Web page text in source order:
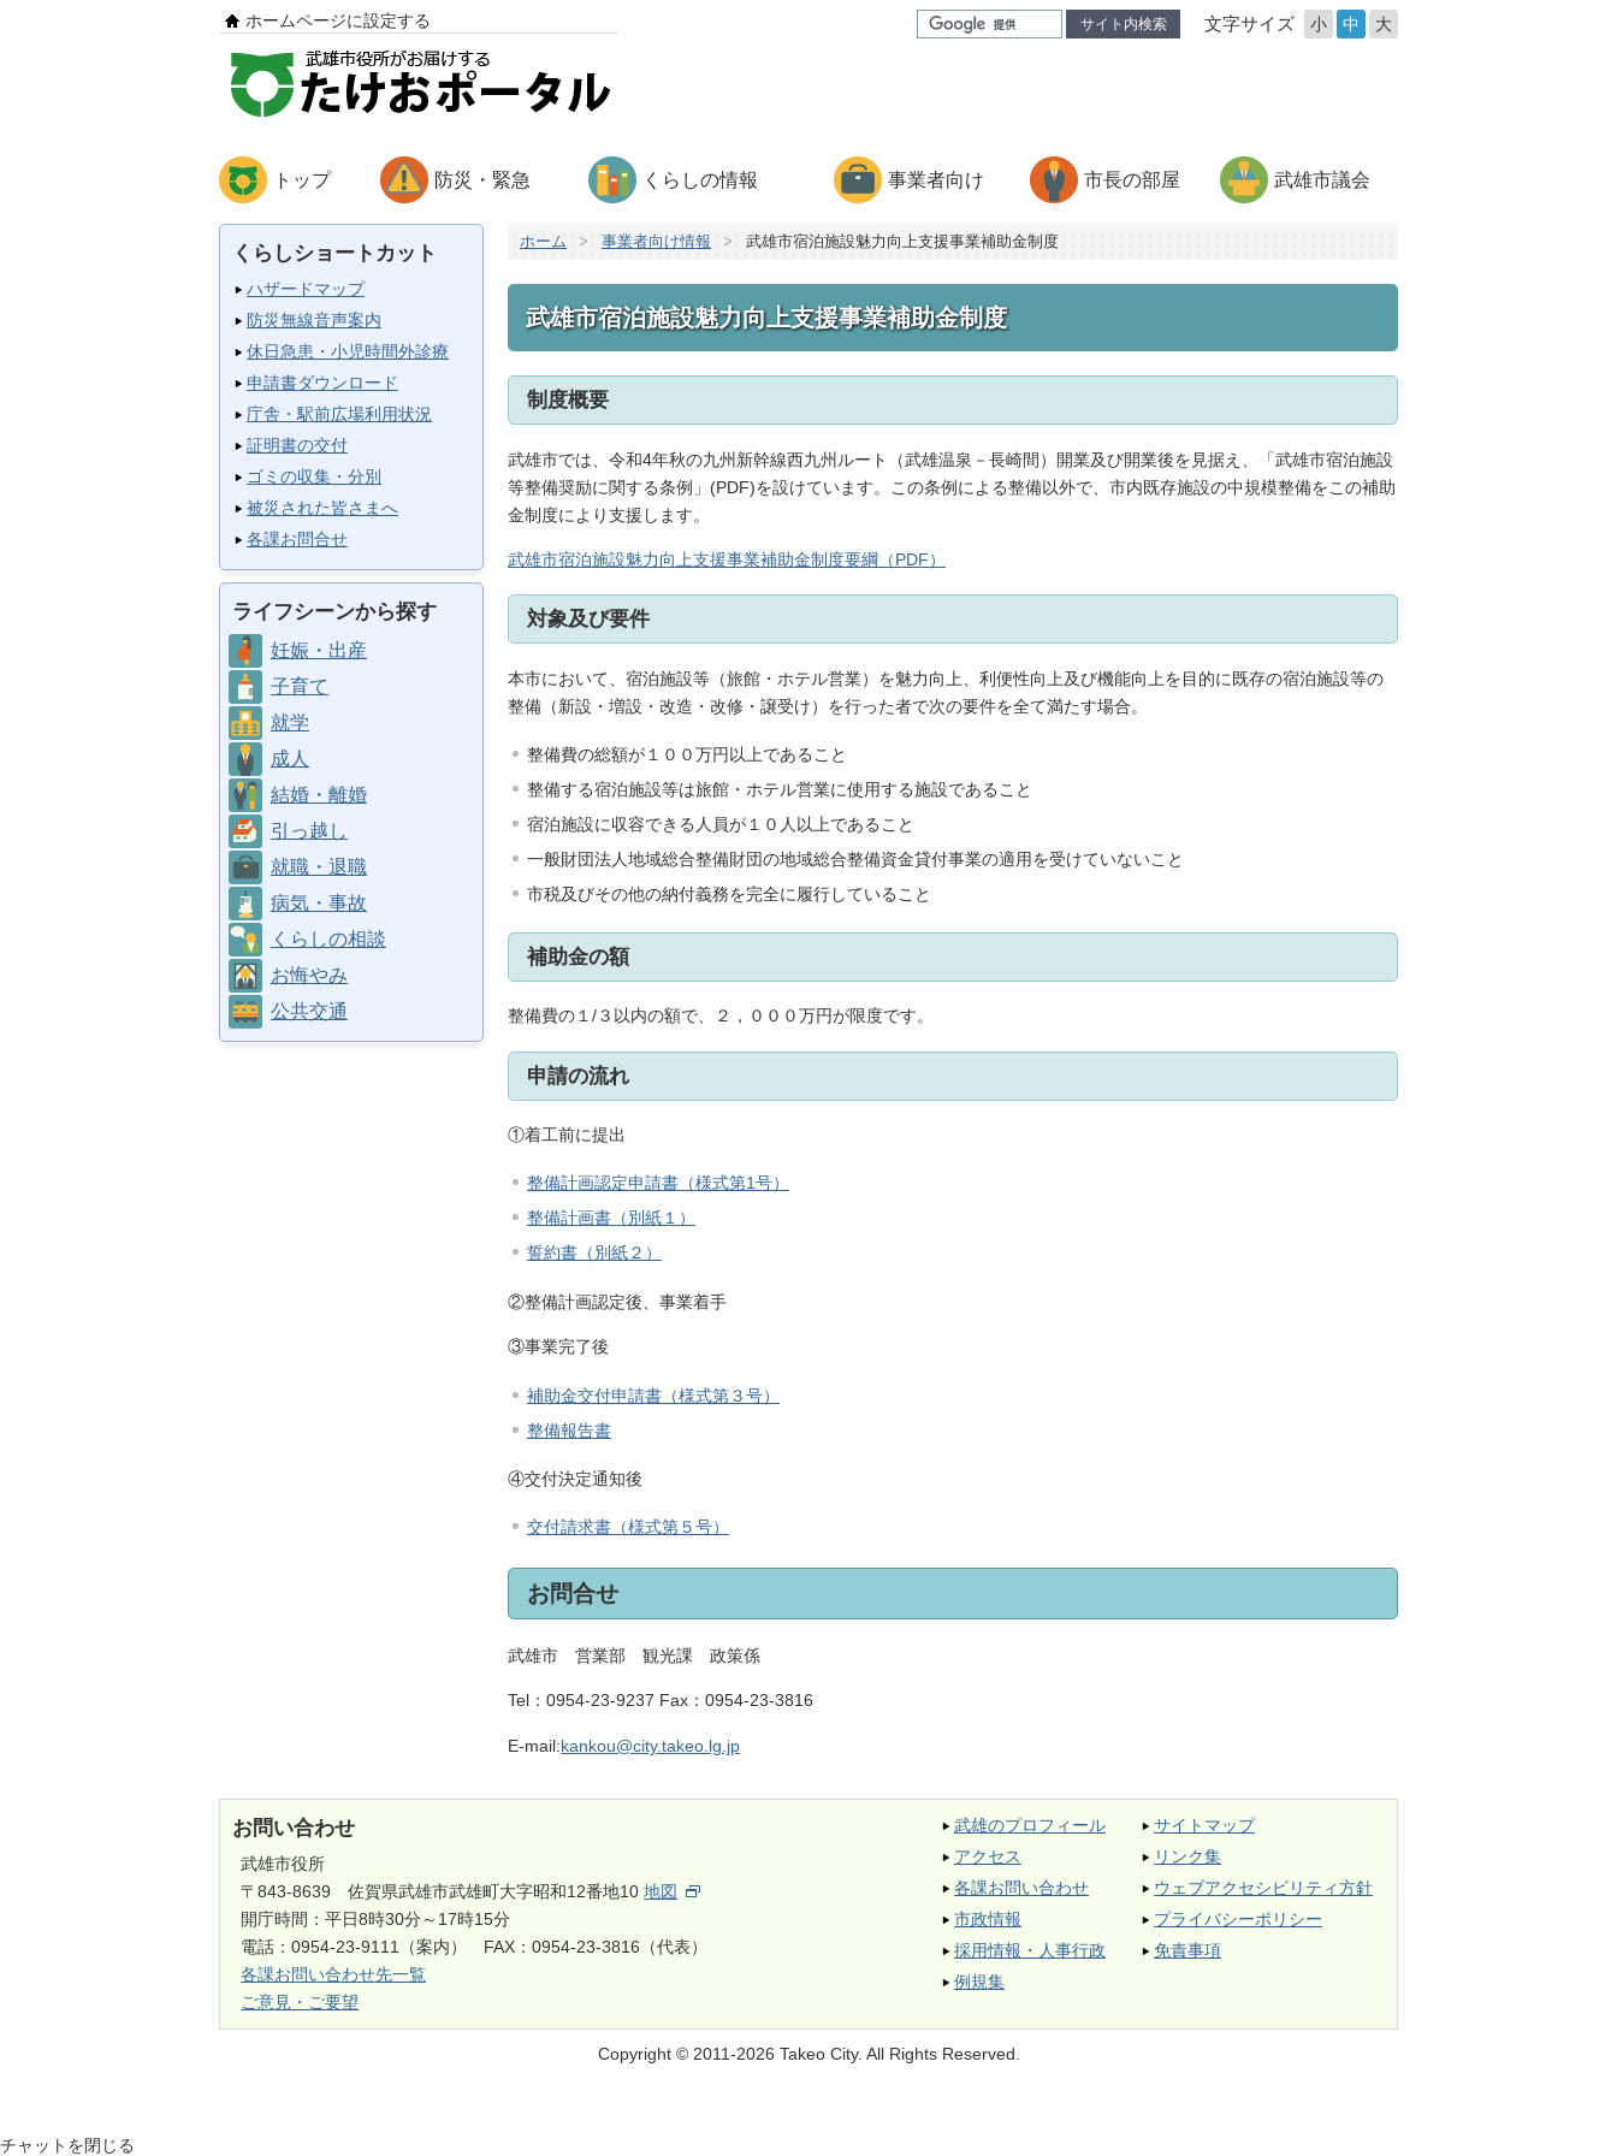
サイト内検索 文字サイズ 小 中 大
ホームページに設定する
トップ 防災・緊急 くらしの情報 事業者向け 市長の部屋 武雄市議会
くらしショートカット
ハザードマップ
防災無線音声案内
休日急患・小児時間外診療
申請書ダウンロード
庁舎・駅前広場利用状況
証明書の交付
ゴミの収集・分別
被災された皆さまへ
各課お問合せ
ライフシーンから探す
妊娠・出産
子育て
就学
成人
結婚・離婚
引っ越し
就職・退職
病気・事故
くらしの相談
お悔やみ
公共交通
ホーム > 事業者向け情報 > 武雄市宿泊施設魅力向上支援事業補助金制度
武雄市宿泊施設魅力向上支援事業補助金制度
制度概要
武雄市では、令和4年秋の九州新幹線西九州ルート（武雄温泉－長崎間）開業及び開業後を見据え、「武雄市宿泊施設
等整備奨励に関する条例」(PDF)を設けています。この条例による整備以外で、市内既存施設の中規模整備をこの補助
金制度により支援します。
武雄市宿泊施設魅力向上支援事業補助金制度要綱（PDF）
対象及び要件
本市において、宿泊施設等（旅館・ホテル営業）を魅力向上、利便性向上及び機能向上を目的に既存の宿泊施設等の
整備（新設・増設・改造・改修・譲受け）を行った者で次の要件を全て満たす場合。
整備費の総額が１００万円以上であること
整備する宿泊施設等は旅館・ホテル営業に使用する施設であること
宿泊施設に収容できる人員が１０人以上であること
一般財団法人地域総合整備財団の地域総合整備資金貸付事業の適用を受けていないこと
市税及びその他の納付義務を完全に履行していること
補助金の額
整備費の１/３以内の額で、２，０００万円が限度です。
申請の流れ
①着工前に提出
整備計画認定申請書（様式第1号）
整備計画書（別紙１）
誓約書（別紙２）
②整備計画認定後、事業着手
③事業完了後
補助金交付申請書（様式第３号）
整備報告書
④交付決定通知後
交付請求書（様式第５号）
お問合せ
武雄市 営業部 観光課 政策係
Tel： 0954-23-9237 Fax： 0954-23-3816
E-mail:kankou@city.takeo.lg.jp
お問い合わせ
武雄市役所
〒843-8639 佐賀県武雄市武雄町大字昭和12番地10地図
開庁時間：平日8時30分～17時15分
電話：0954-23-9111（案内） FAX：0954-23-3816（代表）
各課お問い合わせ先一覧
ご意見・ご要望
武雄のプロフィール
アクセス
各課お問い合わせ
市政情報
採用情報・人事行政
例規集
サイトマップ
リンク集
ウェブアクセシビリティ方針
プライバシーポリシー
免責事項
Copyright © 2011-2026 Takeo City. All Rights Reserved.
チャットを閉じる